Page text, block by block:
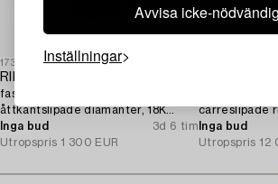
Avvisa icke-
Inställningar
1731551
RING,
fasettslipad turmalin,
åttkantslipade diamanter, 18K
vitguld. A. Tillander, Helsingfors
1975.
Inga bud
3d 6 tim
Utropspris 1 300 EUR
carréslipade
Inga bud
Utropspris 12